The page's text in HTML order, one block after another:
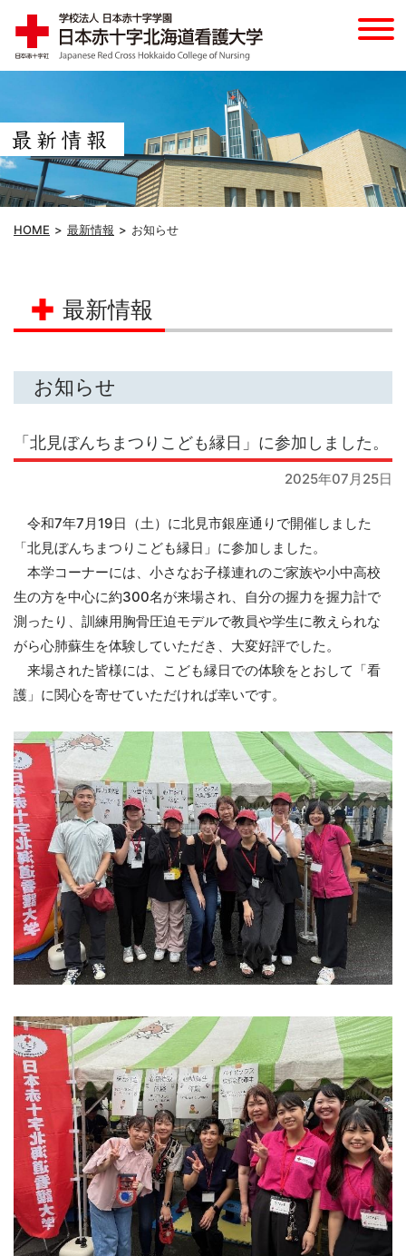
HOME 最新情報 お知らせ
最新情報
お知らせ
「北見ぼんちまつりこども縁日」に参加しました。
2025年07月25日
令和7年7月19日（土）に北見市銀座通りで開催しました
「北見ぼんちまつりこども縁日」に参加しました。
本学コーナーには、小さなお子様連れのご家族や小中高校
生の方を中心に約300名が来場され、自分の握力を握力計で
測ったり、訓練用胸骨圧迫モデルで教員や学生に教えられな
がら心肺蘇生を体験していただき、大変好評でした。
来場された皆様には、こども縁日での体験をとおして「看
護」に関心を寄せていただければ幸いです。